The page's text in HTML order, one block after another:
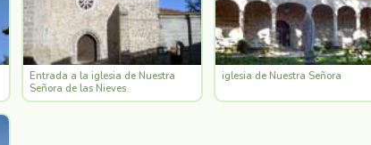
Entrada a la iglesia de Nuestra
Señora de las Nieves
iglesia de Nuestra Señora